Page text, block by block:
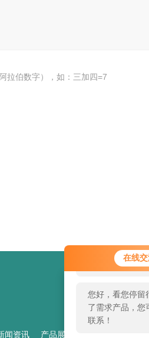
在线
您好！欢迎前来
服务，请问您要
您好，看您停留
了需求产品，您
联系！
拉伯数字），如：三加四=7
闻资讯 产品展示